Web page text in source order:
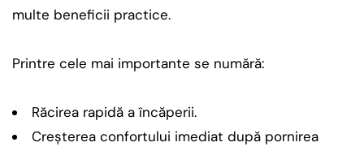
multe beneficii practice.
Printre cele mai importante se numără:
Răcirea rapidă a încăperii.
Creșterea confortului imediat după pornirea